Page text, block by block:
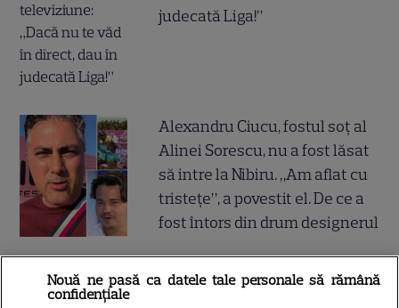
judecată Liga!”
Alexandru Ciucu, fostul soț al
Alinei Sorescu, nu a fost lăsat
să intre la Nibiru. „Am aflat cu
tristețe”, a povestit el. De ce a
fost întors din drum designerul
Breaking tragic în România:
Nouă ne pasă ca datele tale personale să rămână
confidențiale